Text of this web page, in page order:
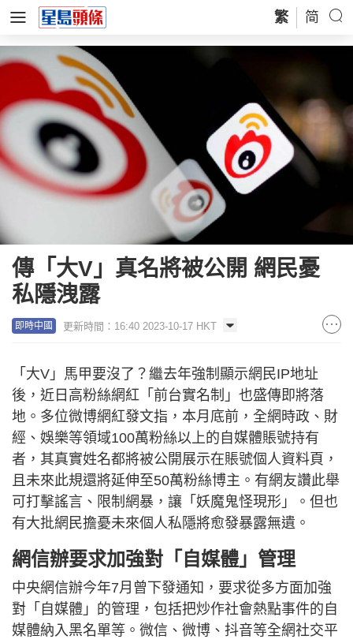
繁 简
傳「大V」真名將被公開 網民憂
私隱洩露
即時中國 更新時間：16:40 2023-10-17 HKT
「大V」馬甲要沒了？繼去年強制顯示網民IP地址
後，近日高粉絲網紅「前台實名制」也盛傳即將落
地。多位微博網紅發文指，本月底前，全網時政、財
經、娛樂等領域100萬粉絲以上的自媒體賬號持有
者，其真實姓名都將被公開展示在賬號個人資料頁，
且未來此規還將延伸至50萬粉絲博主。有網友讚此舉
可打擊謠言、限制網暴，讓「妖魔鬼怪現形」。但也
有大批網民擔憂未來個人私隱將愈發暴露無遺。
網信辦要求加強對「自媒體」管理
中央網信辦今年7月曾下發通知，要求從多方面加強
對「自媒體」的管理，包括把炒作社會熱點事件的自
媒體納入黑名單等。微信、微博、抖音等全網社交平